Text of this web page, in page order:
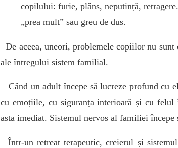
copilului: furie, plâns, neputință,
„prea mult” sau greu de dus.
De aceea, uneori, problemele copiilor nu
ale întregului sistem familial.
Când un adult începe să lucreze profund cu
cu emoțiile, cu siguranța interioară și cu
asta imediat. Sistemul nervos al familiei
Într-un retreat terapeutic, creierul și